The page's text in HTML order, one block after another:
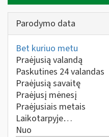
Parodymo data
Bet kuriuo metu
Praėjusią valandą
Paskutines 24 valandas
Praėjusią savaitę
Praėjusį mėnesį
Praėjusiais metais
Laikotarpyje…
Nuo